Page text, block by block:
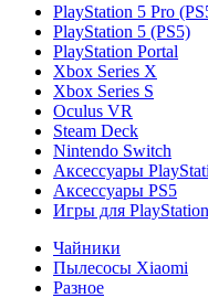
PlayStation 5 Pro
PlayStation 5 (PS5)
PlayStation Portal
Xbox Series X
Xbox Series S
Oculus VR
Steam Deck
Nintendo Switch
Аксессуары
Аксессуары PS5
Игры для PlayStation
Чайники
Пылесосы Xiaomi
Разное